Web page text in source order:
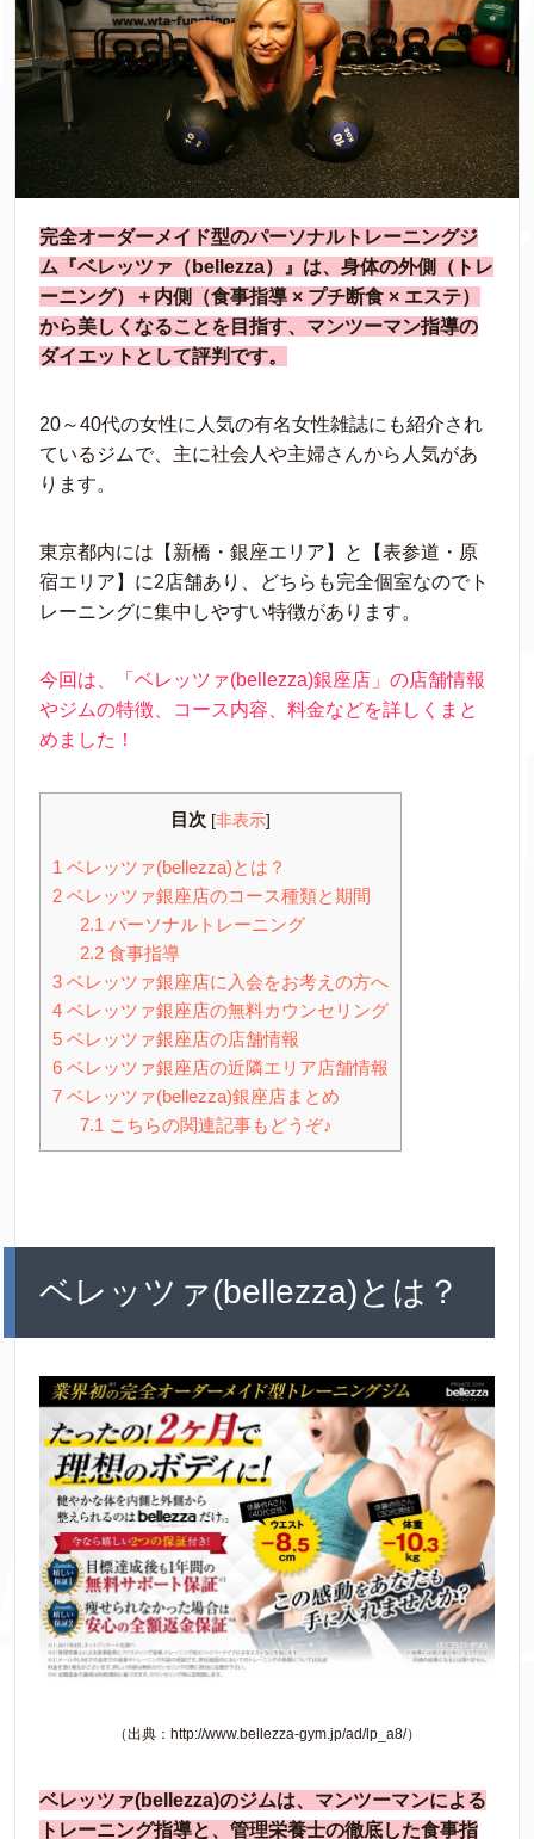
完全オーダーメイド型のパーソナルトレーニングジ
ム『ベレッツァ（bellezza）』は、身体の外側（トレ
ーニング）＋内側（食事指導 × プチ断食 × エステ）
から美しくなることを目指す、マンツーマン指導の
ダイエットとして評判です。
20～40代の女性に人気の有名女性雑誌にも紹介され
ているジムで、主に社会人や主婦さんから人気があ
ります。
東京都内には【新橋・銀座エリア】と【表参道・原
宿エリア】に2店舗あり、どちらも完全個室なのでト
レーニングに集中しやすい特徴があります。
今回は、「ベレッツァ(bellezza)銀座店」の店舗情報
やジムの特徴、コース内容、料金などを詳しくまと
めました！
目次 [非表示]
1 ベレッツァ(bellezza)とは？
2 ベレッツァ銀座店のコース種類と期間
2.1 パーソナルトレーニング
2.2食事指導
3 ベレッツァ銀座店に入会をお考えの方へ
4 ベレッツァ銀座店の無料カウンセリング
5 ベレッツァ銀座店の店舗情報
6 ベレッツァ銀座店の近隣エリア店舗情報
7 ベレッツァ(bellezza)銀座店まとめ
7.1 こちらの関連記事もどうぞ♪
ベレッツァ(bellezza)とは？
（出典：http://www.bellezza-gym.jp/ad/lp_a8/）
ベレッツァ(bellezza)のジムは、マンツーマンによる
トレーニング指導と、管理栄養士の徹底した食事指